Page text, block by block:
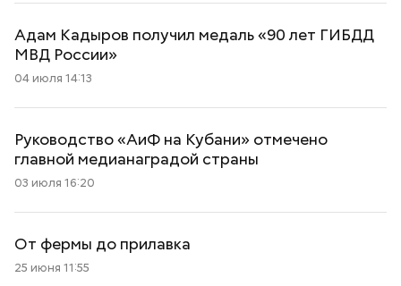
Адам Кадыров получил медаль «90 лет ГИБДД
МВД России»
04 июля 14:13
Руководство «АиФ на Кубани» отмечено
главной медианаградой страны
03 июля 16:20
От фермы до прилавка
25 июня 11:55